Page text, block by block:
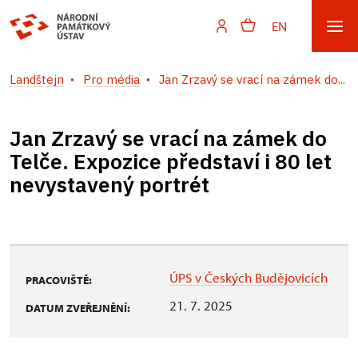
EN
Landštejn Pro média Jan Zrzavý se vrací na zámek do...
Jan Zrzavý se vrací na zámek do
Telče. Expozice představí i 80 let
nevystavený portrét
PRACOVIŠTĚ: ÚPS v Českých Budějovicích
DATUM ZVEŘEJNĚNÍ: 21. 7. 2025